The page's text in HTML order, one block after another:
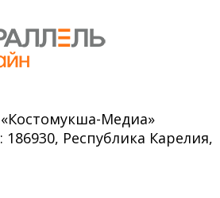
Медиа»
Республика Карелия,